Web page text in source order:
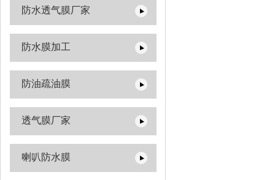
防水透气膜厂家
防水膜加工
防油疏油膜
透气膜厂家
喇叭防水膜